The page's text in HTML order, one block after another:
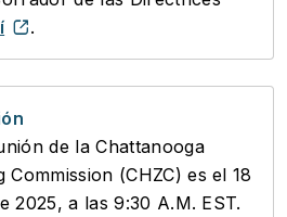
.
de la Chattanooga
Commission (CHZC) es el 18
2025, a las 9:30 A.M. EST.